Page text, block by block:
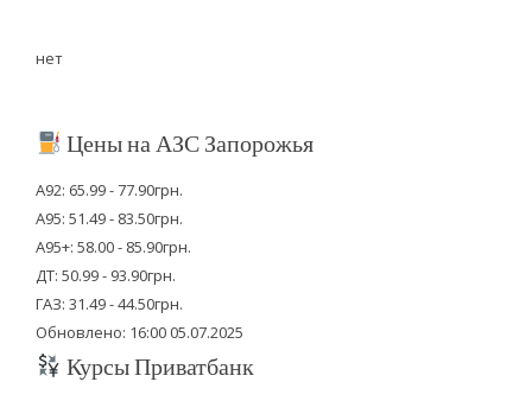
нет
Цены на АЗС Запорожья
А92: 65.99 - 77.90грн.
А95: 51.49 - 83.50грн.
А95+: 58.00 - 85.90грн.
ДТ: 50.99 - 93.90грн.
ГАЗ: 31.49 - 44.50грн.
Обновлено: 16:00 05.07.2025
Курсы Приватбанк